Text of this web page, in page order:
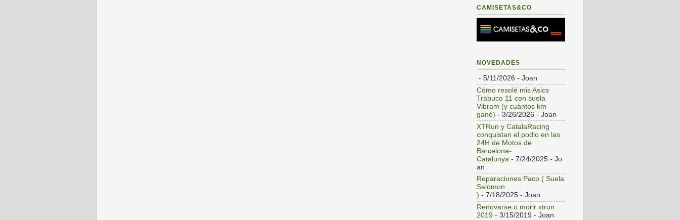
CAMISETAS&CO
NOVEDADES
- 5/11/2026 - Joan
Cómo resolé mis Asics
Trabuco 11 con suela
Vibram (y cuántos km
gané) - 3/26/2026 - Joan
XTRun y CatalaRacing
conquistan el podio en las
24H de Motos de
Barcelona-
Catalunya - 7/24/2025 - Jo
an
Reparaciones Paco ( Suela
Salomon
) - 7/18/2025 - Joan
Renovarse o morir xtrun
2019 - 3/15/2019 - Joan